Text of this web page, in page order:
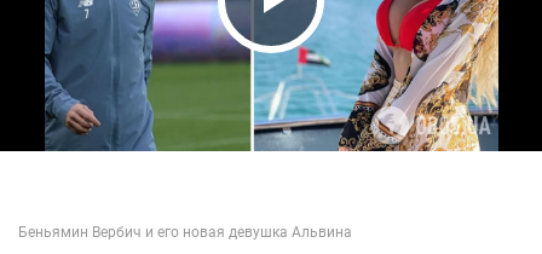
Play Video